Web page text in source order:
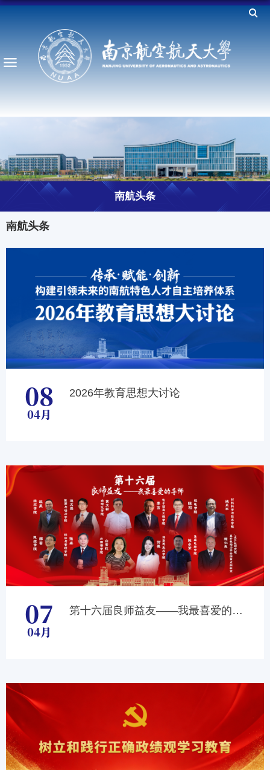
南航头条
南航头条
08
04月
2026年教育思想大讨论
07
04月
第十六届良师益友——我最喜爱的导师